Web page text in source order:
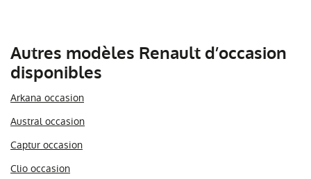
Autres modèles Renault d’occasion
disponibles
Arkana occasion
Austral occasion
Captur occasion
Clio occasion